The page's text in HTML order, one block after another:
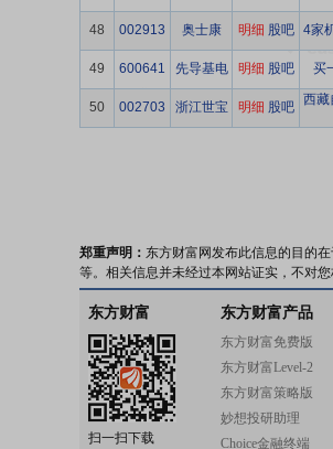
48
002913 奥士康 明细 股吧 4家
49
600641 先导基电 明细 股吧 买
50
002703 浙江世宝 明细 股吧
西藏
郑重声明： 东方财富网发布此信息的目的
等。相关信息并未经过本网站证实，不对